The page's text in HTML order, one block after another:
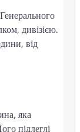
дивізією.
від
яка
підлеглі